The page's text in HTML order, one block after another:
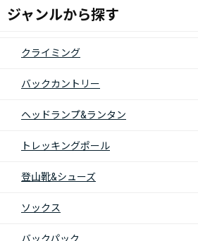
ジャンルから探す
クライミング
バックカントリー
ヘッドランプ&ランタン
トレッキングポール
登山靴&シューズ
ソックス